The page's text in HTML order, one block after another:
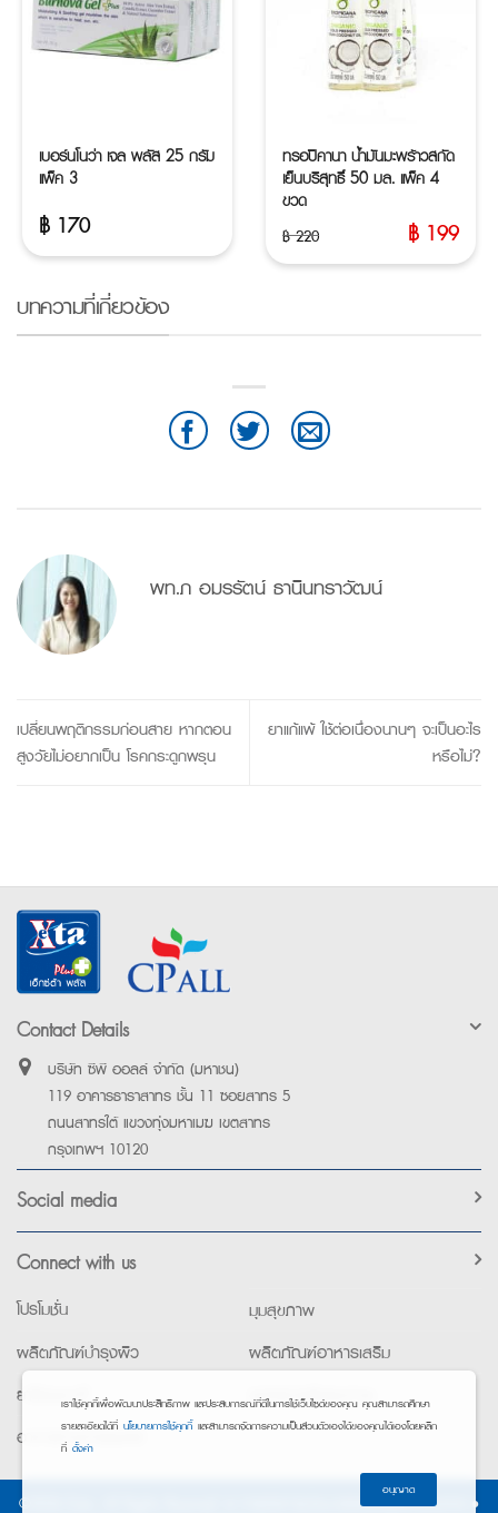
เบอร์นโนว่า เจล พลัส 25 กรัม
แพ็ค 3
฿ 170
ทรอปิคานา น้ำมันมะพร้าวสกัด
เย็นบริสุทธิ์ 50 มล. แพ็ค 4
ขวด
฿220
Original
฿ 199
Current
บทความที่เกี่ยวข้อง
พท.ภ อมรรัตน์ ธานินทราวัฒน์
เปลี่ยนพฤติกรรมก่อนสาย หากตอน
สูงวัยไม่อยากเป็น โรคกระดูกพรุน
ยาแก้แพ้ ใช้ต่อเนื่องนานๆ จะเป็นอะไร
หรือไม่?
Contact Details
บริษัท ซีพี ออลล์ จำกัด (มหาชน)
119 อาคารธาราสาทร ชั้น 11 ซอยสาทร 5
ถนนสาทรใต้ แขวงทุ่งมหาเมฆ เขตสาทร
กรุงเทพฯ 10120
Social media
Connect with us
โปรโมชั่น
มุมสุขภาพ
ผลิตภัณฑ์บำรุงผิว
ผลิตภัณฑ์อาหารเสริม
ยาใช้เฉพาะที่
อุปกรณ์เพื่อสุขภาพ
อาหารทางการแพทย์
©2026 Exta. All Rights Reserved. • การแจ้งการประมวลผลข้อมูลส่วนบุคคล •
เราใช้คุกกี้เพื่อพัฒนาประสิทธิภาพ และประสบการณ์ที่ดีในการใช้เว็บไซต์ของคุณ คุณสามารถศึกษา
รายละเอียดได้ที่ นโยบายการใช้คุกกี้ และสามารถจัดการความเป็นส่วนตัวเองได้ของคุณได้เองโดยคลิก
ที่ ตั้งค่า
อนุญาต